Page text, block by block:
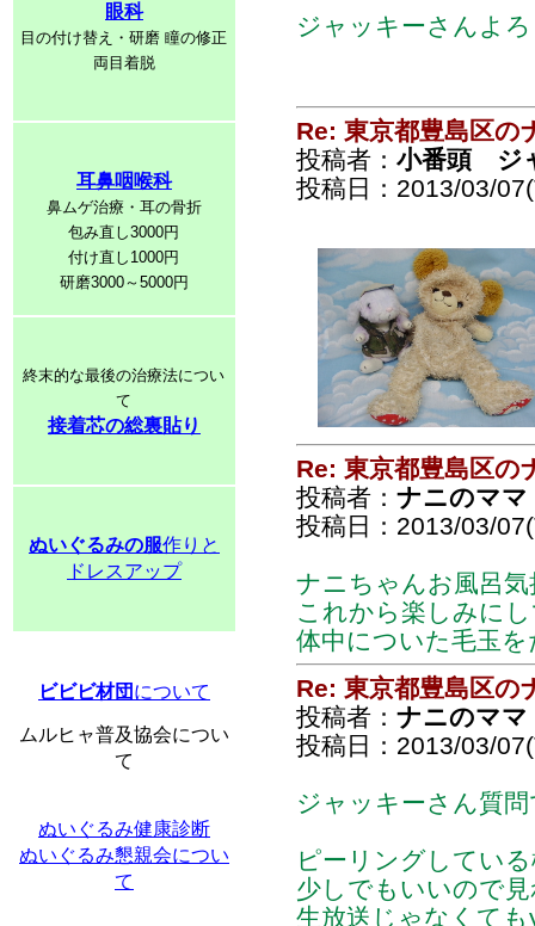
眼科
目の付け替え・研磨 瞳の修正
両目着脱
耳鼻咽喉科
鼻ムゲ治療・耳の骨折
包み直し3000円
付け直し1000円
研磨3000～5000円
終末的な最後の治療法につい
て
接着芯の総裏貼り
ぬいぐるみの服作りと
ドレスアップ
ビビビ材団 について
ムルヒャ普及協会につい
て
ぬいぐるみ健康診断
ぬいぐるみ懇親会につい
て
ジャッキーさんよ
Re: 東京都豊島区の
投稿者： 小番頭 ジ
投稿日：2013/03/
Re: 東京都豊島区の
投稿者： ナニのママ
投稿日：2013/03/
ナニちゃんお風呂
これから楽しみに
体中についた毛玉
Re: 東京都豊島区の
投稿者： ナニのママ
投稿日：2013/03/
ジャッキーさん質
ピーリングしてい
少しでもいいので
生放送じゃなくて